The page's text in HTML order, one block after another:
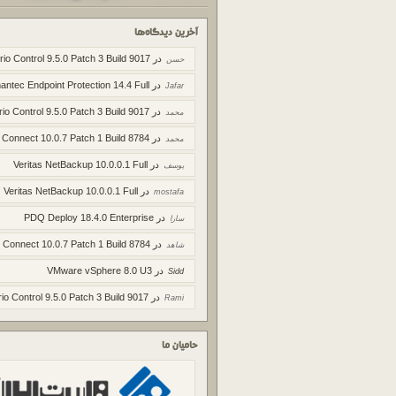
آخرین دیدگاه‌ها
حسن در Control 9.5.0 Patch 3 Build 9017
Jafar در Endpoint Protection 14.4 Full
محمد در Control 9.5.0 Patch 3 Build 9017
محمد در Connect 10.0.7 Patch 1 Build 8784
یوسف در Veritas NetBackup 10.0.0.1 Full
mostafa در Veritas NetBackup 10.0.0.1 Full
سارا در PDQ Deploy 18.4.0 Enterprise
شاهد در Connect 10.0.7 Patch 1 Build 8784
Sidd در VMware vSphere 8.0 U3
Rami در Control 9.5.0 Patch 3 Build 9017
حامیان ما